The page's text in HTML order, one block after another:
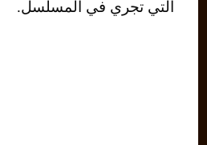
التي تجري في المسلسل.